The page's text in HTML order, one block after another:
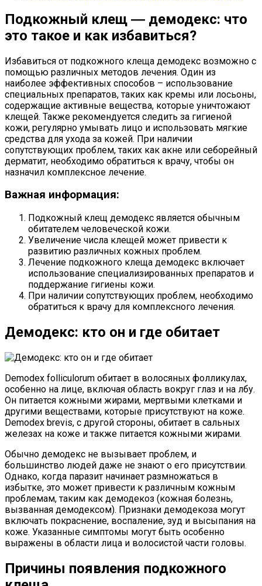
Подкожный клещ ― демодекс: что
это такое и как избавиться?
Избавиться от подкожного клеща демодекс возможно с
помощью различных методов лечения. Один из
наиболее эффективных способов – использование
специальных препаратов, таких как кремы или лосьоны,
содержащие активные вещества, которые уничтожают
клещей. Также рекомендуется следить за гигиеной
кожи, регулярно умывать лицо и использовать мягкие
средства для ухода за кожей. При наличии
сопутствующих проблем, таких как акне или себорейный
дерматит, необходимо обратиться к врачу, чтобы он
назначил комплексное лечение.
Важная информация:
Подкожный клещ демодекс является обычным
обитателем человеческой кожи.
Увеличение числа клещей может привести к
развитию различных кожных проблем.
Лечение подкожного клеща демодекс включает
использование специализированных препаратов и
поддержание гигиены кожи.
При наличии сопутствующих проблем, необходимо
обратиться к врачу для комплексного лечения.
Демодекс: кто он и где обитает
Demodex folliculorum обитает в волосяных фолликулах,
особенно на лице, включая область вокруг глаз и на лбу.
Он питается кожными жирами, мертвыми клетками и
другими веществами, которые присутствуют на коже.
Demodex brevis, с другой стороны, обитает в сальных
железах на коже и также питается кожными жирами.
Обычно демодекс не вызывает проблем, и
большинство людей даже не знают о его присутствии.
Однако, когда паразит начинает размножаться в
избытке, это может привести к различным кожным
проблемам, таким как демодекоз (кожная болезнь,
вызванная демодексом). Признаки демодекоза могут
включать покраснение, воспаление, зуд и высыпания на
коже. Указанные симптомы могут быть особенно
выражены в области лица и волосистой части головы.
Причины появления подкожного